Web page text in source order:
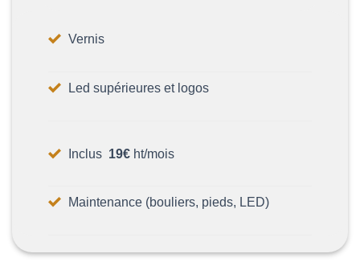
Vernis
Led supérieures et logos
Inclus 19€ ht/mois
Maintenance (bouliers, pieds, LED)